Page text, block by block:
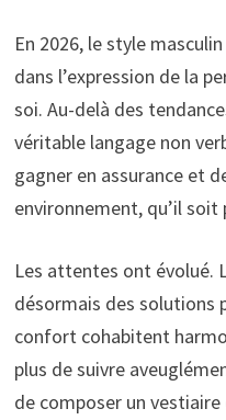
En 2026, le style
dans l’expression de la
soi. Au-delà des
véritable langage non
gagner en assurance et
environnement, qu’il
Les attentes ont évolué.
désormais des solutions
confort cohabitent
plus de suivre
de composer un